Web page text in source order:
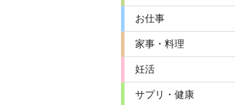
お仕事
家事・料理
妊活
サプリ・健康